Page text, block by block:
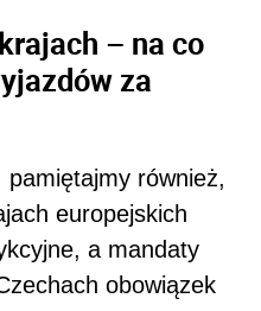
– na co
za
również,
europejskich
a mandaty
obowiązek